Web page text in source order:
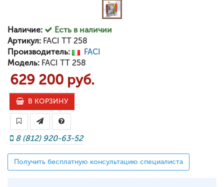
Наличие:
Есть в наличии
Артикул: FACI TT 258
Производитель:
FACI
Модель: FACI TT 258
629 200 руб.
В КОРЗИНУ
8 (812) 920-63-52
Получить бесплатную консультацию специалиста